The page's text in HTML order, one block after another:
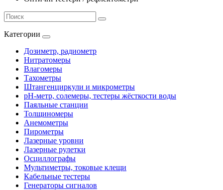
Категории
Дозиметр, радиометр
Нитратомеры
Влагомеры
Тахометры
Штангенциркули и микрометры
pH-метр, солемеры, тестеры жёсткости воды
Паяльные станции
Толщиномеры
Анемометры
Пирометры
Лазерные уровни
Лазерные рулетки
Осциллографы
Мультиметры, токовые клещи
Кабельные тестеры
Генераторы сигналов